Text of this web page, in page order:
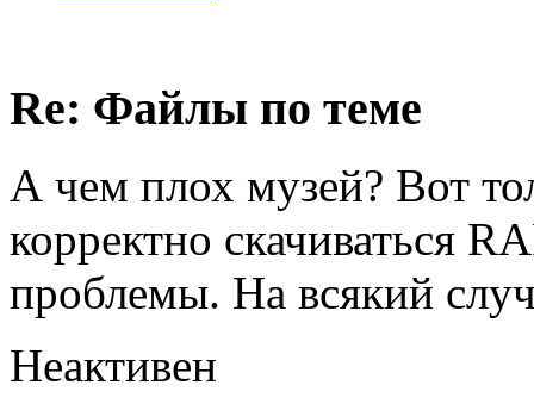
Re: Файлы по теме
А чем плох музей? Вот
корректно скачиваться
проблемы. На всякий
Неактивен